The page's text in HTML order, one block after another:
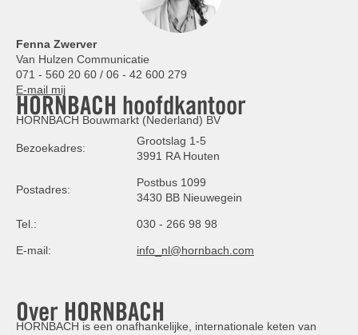
Fenna Zwerver
Van Hulzen Communicatie
071 - 560 20 60 / 06 - 42 600 279
E-mail mij
HORNBACH hoofdkantoor
HORNBACH Bouwmarkt (Nederland) BV
Bezoekadres:
Grootslag 1-5
3991 RA Houten
Postadres:
Postbus 1099
3430 BB Nieuwegein
Tel.: 030 - 266 98 98
E-mail: info_nl@hornbach.com
Over HORNBACH
HORNBACH is een onafhankelijke, internationale keten van